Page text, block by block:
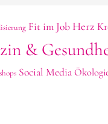
Fit im Job Herz
&
Social Media